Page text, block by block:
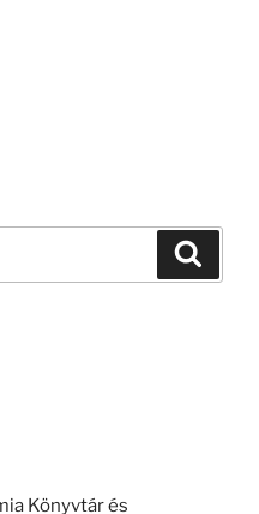
Könyvtár és